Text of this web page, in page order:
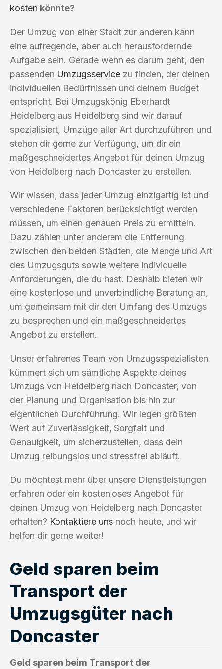
kosten könnte?
Der Umzug von einer Stadt zur anderen kann
eine aufregende, aber auch herausfordernde
Aufgabe sein. Gerade wenn es darum geht, den
passenden Umzugsservice zu finden, der deinen
individuellen Bedürfnissen und deinem Budget
entspricht. Bei Umzugskönig Eberhardt
Heidelberg aus Heidelberg sind wir darauf
spezialisiert, Umzüge aller Art durchzuführen und
stehen dir gerne zur Verfügung, um dir ein
maßgeschneidertes Angebot für deinen Umzug
von Heidelberg nach Doncaster zu erstellen.
Wir wissen, dass jeder Umzug einzigartig ist und
verschiedene Faktoren berücksichtigt werden
müssen, um einen genauen Preis zu ermitteln.
Dazu zählen unter anderem die Entfernung
zwischen den beiden Städten, die Menge und Art
des Umzugsguts sowie weitere individuelle
Anforderungen, die du hast. Deshalb bieten wir
eine kostenlose und unverbindliche Beratung an,
um gemeinsam mit dir den Umfang des Umzugs
zu besprechen und ein maßgeschneidertes
Angebot zu erstellen.
Unser erfahrenes Team von Umzugsspezialisten
kümmert sich um sämtliche Aspekte deines
Umzugs von Heidelberg nach Doncaster, von
der Planung und Organisation bis hin zur
eigentlichen Durchführung. Wir legen größten
Wert auf Zuverlässigkeit, Sorgfalt und
Genauigkeit, um sicherzustellen, dass dein
Umzug reibungslos und stressfrei abläuft.
Du möchtest mehr über unsere Dienstleistungen
erfahren oder ein kostenloses Angebot für
deinen Umzug von Heidelberg nach Doncaster
erhalten? Kontaktiere uns noch heute, und wir
helfen dir gerne weiter!
Geld sparen beim
Transport der
Umzugsgüter nach
Doncaster
Geld sparen beim Transport der